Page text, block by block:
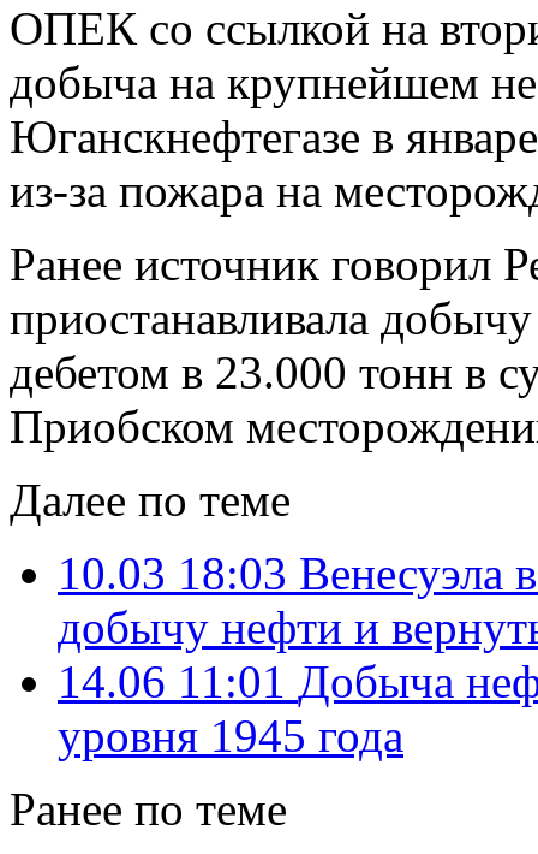
ОПЕК со ссылкой на
добыча на крупнейшем
Юганскнефтегазе в
из-за пожара на
Ранее источник говорил
приостанавливала
дебетом в 23.000 тонн в
Приобском
Далее по теме
10.03 18:03 Венесуэла
добычу нефти и
14.06 11:01 Добыча
уровня 1945 года
Ранее по теме